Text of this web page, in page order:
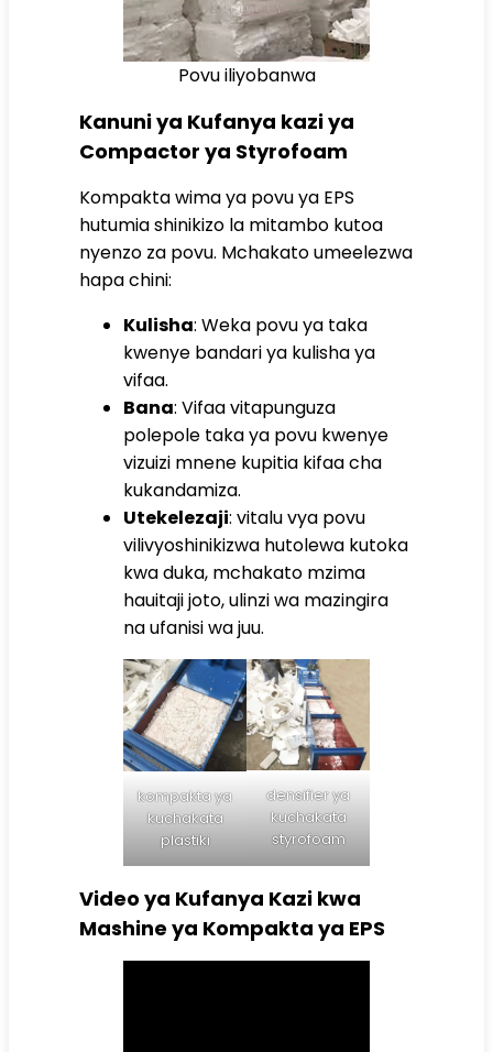
Povu iliyobanwa
Kanuni ya Kufanya kazi ya
Compactor ya Styrofoam
Kompakta wima ya povu ya EPS
hutumia shinikizo la mitambo kutoa
nyenzo za povu. Mchakato umeelezwa
hapa chini:
Kulisha: Weka povu ya taka
kwenye bandari ya kulisha ya
vifaa.
Bana: Vifaa vitapunguza
polepole taka ya povu kwenye
vizuizi mnene kupitia kifaa cha
kukandamiza.
Utekelezaji: vitalu vya povu
vilivyoshinikizwa hutolewa kutoka
kwa duka, mchakato mzima
hauitaji joto, ulinzi wa mazingira
na ufanisi wa juu.
kompakta ya
kuchakata
plastiki
densifier ya
kuchakata
styrofoam
Video ya Kufanya Kazi kwa
Mashine ya Kompakta ya EPS